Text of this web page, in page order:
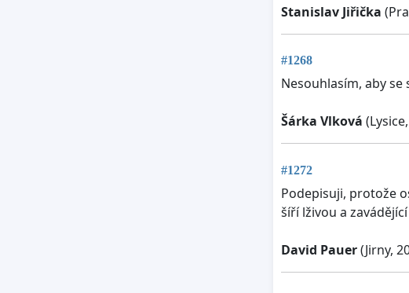
Stanislav Jiřička
#1268
Nesouhlasím, aby se
Šárka Vlková
#1272
Podepisuji, protože
šíří lživou a
David Pauer(Jirny,